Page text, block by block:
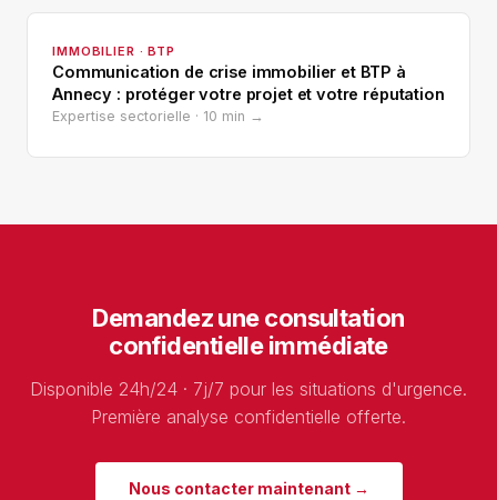
IMMOBILIER · BTP
Communication de crise immobilier et BTP à
Annecy : protéger votre projet et votre réputation
Expertise sectorielle · 10 min →
Demandez une consultation
confidentielle immédiate
Disponible 24h/24 · 7j/7 pour les situations d'urgence.
Première analyse confidentielle offerte.
Nous contacter maintenant →